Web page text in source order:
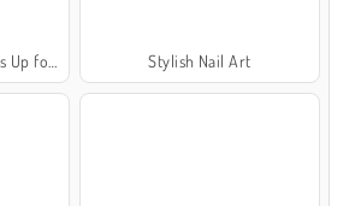
Stylish Nail Art